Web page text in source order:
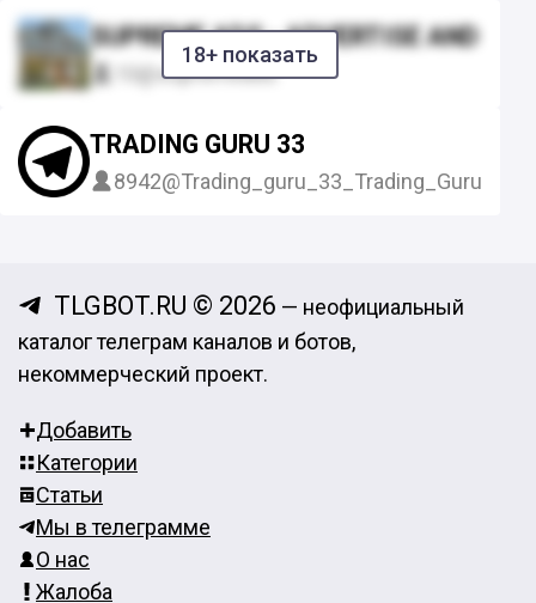
18+ показать
SUPREME ADS - ADVERTISE AND
@supremeads
TRADING GURU 33
8942@Trading_guru_33_Trading_Guru_33
TLGBOT.RU © 2026 — неофициальный
каталог телеграм каналов и ботов,
некоммерческий проект.
Добавить
Категории
Статьи
Мы в телеграмме
О нас
Жалоба